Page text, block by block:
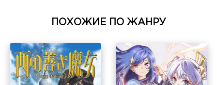
ПОХОЖИЕ ПО ЖАНРУ